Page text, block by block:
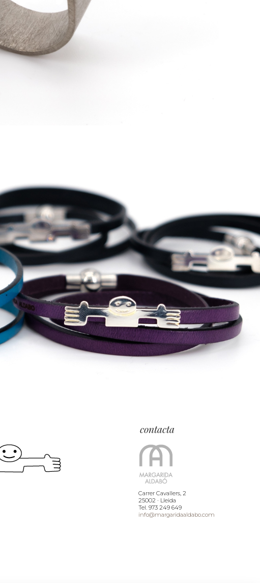
contacta
Carrer Cavallers, 2
25002 · Lleida
Tel. 973 249 649
info@margaridaaldabo.com